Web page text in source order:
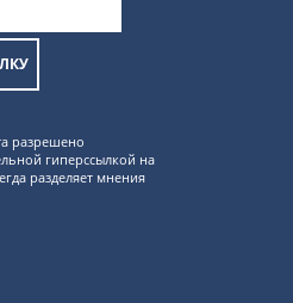
разрешено
гиперссылкой на
разделяет мнения